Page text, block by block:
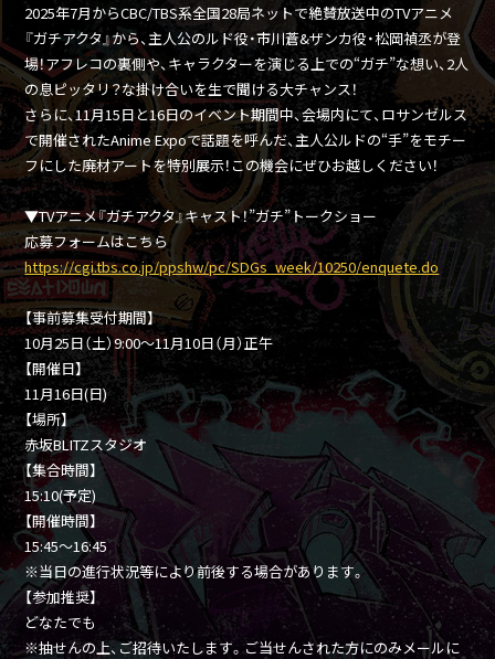
2025年7月からCBC/TBS系全国28局ネットで絶賛放送中のTVアニメ
『ガチアクタ』から、主人公のルド役・市川蒼&ザンカ役・松岡禎丞が登
場！アフレコの裏側や、キャラクターを演じる上での“ガチ”な想い、2人
の息ピッタリ？な掛け合いを生で聞ける大チャンス！
さらに、11月15日と16日のイベント期間中、会場内にて、ロサンゼルス
で開催されたAnime Expoで話題を呼んだ、主人公ルドの“手”をモチー
フにした廃材アートを特別展示！この機会にぜひお越しください！
▼TVアニメ『ガチアクタ』キャスト！”ガチ”トークショー
応募フォームはこちら
https://cgi.tbs.co.jp/ppshw/pc/SDGs_week/10250/enquete.do
【事前募集受付期間】
10月25日（土）9:00～11月10日（月）正午
【開催日】
11月16日(日)
【場所】
赤坂BLITZスタジオ
【集合時間】
15:10(予定)
【開催時間】
15:45～16:45
※当日の進行状況等により前後する場合があります。
【参加推奨】
どなたでも
※抽せんの上、ご招待いたします。ご当せんされた方にのみメールに